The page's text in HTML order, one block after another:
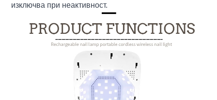
изключва при неактивност.